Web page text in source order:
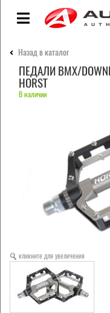
Назад в каталог
ПЕДАЛИ BMX/
HORST
В наличии
кликните для увеличения